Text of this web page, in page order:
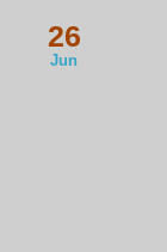
26
Jun